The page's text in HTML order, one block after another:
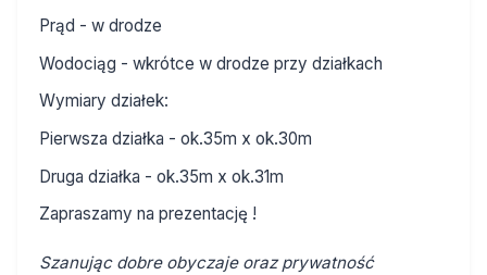
Prąd - w drodze
Wodociąg - wkrótce w drodze przy działkach
Wymiary działek:
Pierwsza działka - ok.35m x ok.30m
Druga działka - ok.35m x ok.31m
Zapraszamy na prezentację !
Szanując dobre obyczaje oraz prywatność